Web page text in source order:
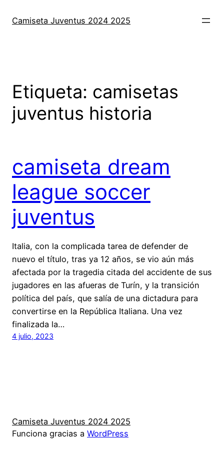
Camiseta Juventus 2024 2025
Etiqueta: camisetas
juventus historia
camiseta dream
league soccer
juventus
Italia, con la complicada tarea de defender de
nuevo el título, tras ya 12 años, se vio aún más
afectada por la tragedia citada del accidente de sus
jugadores en las afueras de Turín, y la transición
política del país, que salía de una dictadura para
convertirse en la República Italiana. Una vez
finalizada la…
4 julio, 2023
Camiseta Juventus 2024 2025
Funciona gracias a WordPress